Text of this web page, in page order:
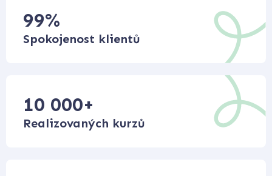
99%
Spokojenost klientů
10 000+
Realizovaných kurzů